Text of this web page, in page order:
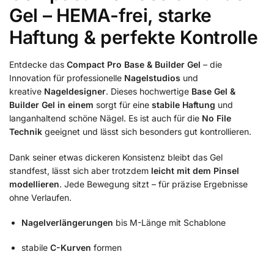
Gel – HEMA-frei, starke
Haftung & perfekte Kontrolle
Entdecke das Compact Pro Base & Builder Gel – die
Innovation für professionelle Nagelstudios und
kreative Nageldesigner. Dieses hochwertige Base Gel &
Builder Gel in einem sorgt für eine stabile Haftung und
langanhaltend schöne Nägel. Es ist auch für die No File
Technik geeignet und lässt sich besonders gut kontrollieren.
Dank seiner etwas dickeren Konsistenz bleibt das Gel
standfest, lässt sich aber trotzdem leicht mit dem Pinsel
modellieren. Jede Bewegung sitzt – für präzise Ergebnisse
ohne Verlaufen.
Nagelverlängerungen bis M-Länge mit Schablone
stabile C-Kurven formen